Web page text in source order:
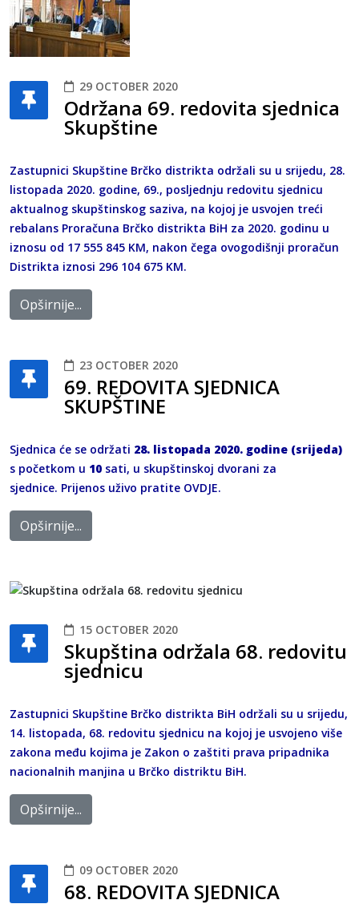
29 OCTOBER 2020
Održana 69. redovita sjednica
Skupštine
Zastupnici Skupštine Brčko distrikta održali su u srijedu, 28.
listopada 2020. godine, 69., posljednju redovitu sjednicu
aktualnog skupštinskog saziva, na kojoj je usvojen treći
rebalans Proračuna Brčko distrikta BiH za 2020. godinu u
iznosu od 17 555 845 KM, nakon čega ovogodišnji proračun
Distrikta iznosi 296 104 675 KM.
Opširnije...
23 OCTOBER 2020
69. REDOVITA SJEDNICA
SKUPŠTINE
Sjednica će se održati 28. listopada 2020. godine (srijeda)
s početkom u 10 sati, u skupštinskoj dvorani za
sjednice. Prijenos uživo pratite OVDJE.
Opširnije...
15 OCTOBER 2020
Skupština održala 68. redovitu
sjednicu
Zastupnici Skupštine Brčko distrikta BiH održali su u srijedu,
14. listopada, 68. redovitu sjednicu na kojoj je usvojeno više
zakona među kojima je Zakon o zaštiti prava pripadnika
nacionalnih manjina u Brčko distriktu BiH.
Opširnije...
09 OCTOBER 2020
68. REDOVITA SJEDNICA